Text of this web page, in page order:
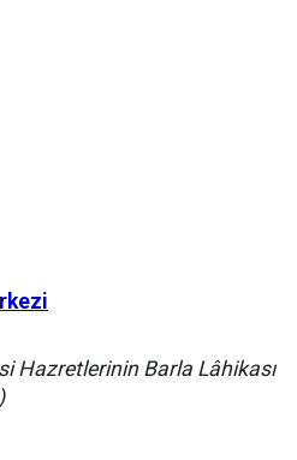
Hazretlerinin Barla Lâhikası